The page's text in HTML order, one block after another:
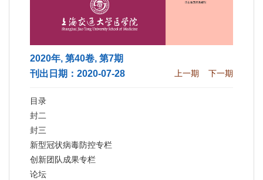
2020年, 第40卷, 第7期
刊出日期：2020-07-28
上一期 下一期
目录
封二
封三
新型冠状病毒防控专栏
创新团队成果专栏
论坛